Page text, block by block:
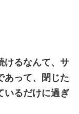
けるなんて、サ
あって、閉じた
いるだけに過ぎ